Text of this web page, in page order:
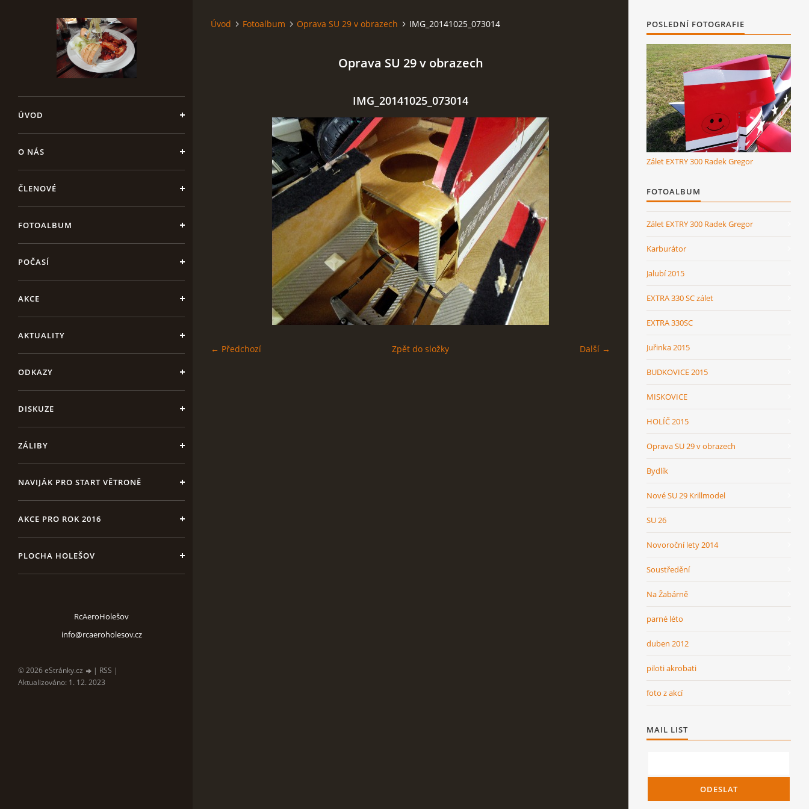
ÚVOD
O NÁS
ČLENOVÉ
FOTOALBUM
POČASÍ
AKCE
AKTUALITY
ODKAZY
DISKUZE
ZÁLIBY
NAVIJÁK PRO START VĚTRONĚ
AKCE PRO ROK 2016
PLOCHA HOLEŠOV
RcAeroHolešov
info@rcaeroholesov.cz
© 2026 eStránky.cz | RSS |
Aktualizováno: 1. 12. 2023
Úvod Fotoalbum Oprava SU 29 v obrazech IMG_20141025_073014
Oprava SU 29 v obrazech
IMG_20141025_073014
← Předchozí Další →
Zpět do složky
POSLEDNÍ FOTOGRAFIE
Zálet EXTRY 300 Radek Gregor
FOTOALBUM
Zálet EXTRY 300 Radek Gregor
Karburátor
Jalubí 2015
EXTRA 330 SC zálet
EXTRA 330SC
Juřinka 2015
BUDKOVICE 2015
MISKOVICE
HOLÍČ 2015
Oprava SU 29 v obrazech
Bydlík
Nové SU 29 Krillmodel
SU 26
Novoroční lety 2014
Soustředění
Na Žabárně
parné léto
duben 2012
piloti akrobati
foto z akcí
MAIL LIST